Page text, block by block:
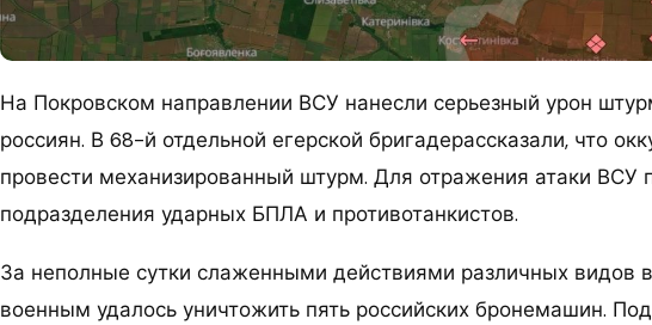
На Покровском направлении ВСУ нанесли серьезный урон
россиян. В 68-й отдельной егерской бригадерассказали, что
провести механизированный штурм. Для отражения атаки ВСУ
подразделения ударных БПЛА и противотанкистов.
За неполные сутки слаженными действиями различных видов
военным удалось уничтожить пять российских бронемашин.